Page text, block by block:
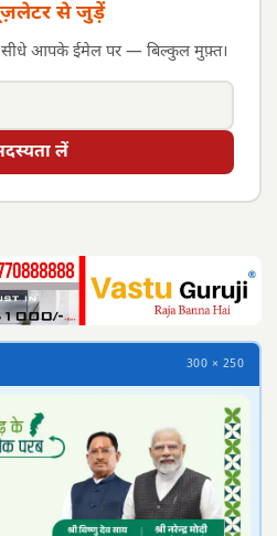
से जुड़ें
सीधे आपके ईमेल पर — बिल्कुल मुफ़्त।
लें
300 × 250